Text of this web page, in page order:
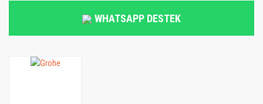
WHATSAPP DESTEK